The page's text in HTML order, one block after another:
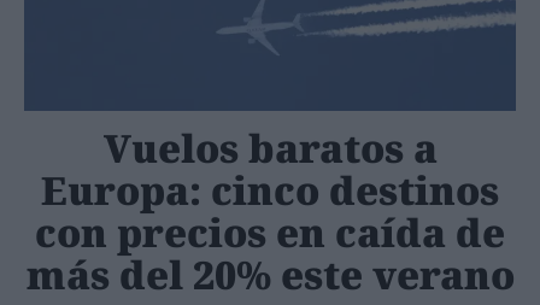
Vuelos baratos a
Europa: cinco destinos
con precios en caída de
más del 20% este verano